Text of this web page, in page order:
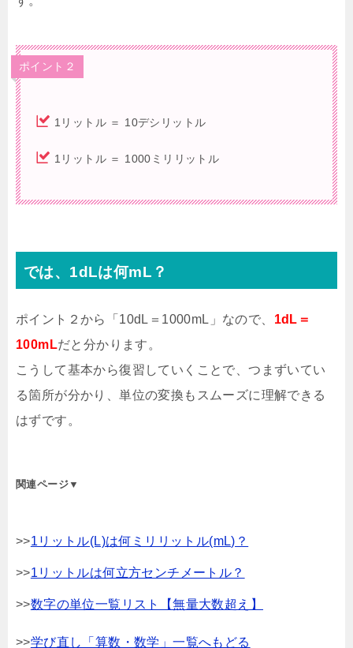
ポイント２
1リットル ＝ 10デシリットル
1リットル ＝ 1000ミリリットル
では、1dLは何mL？
ポイント２から「10dL＝1000mL」なので、 1dL＝
100mLだと分かります。
こうして基本から復習していくことで、つまずいてい
る箇所が分かり、単位の変換もスムーズに理解できる
はずです。
関連ページ▼
>>1リットル(L)は何ミリリットル(mL)？
>>1リットルは何立方センチメートル？
>>数字の単位一覧リスト【無量大数超え】
>>学び直し「算数・数学」一覧へもどる